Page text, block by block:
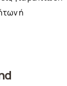
ή